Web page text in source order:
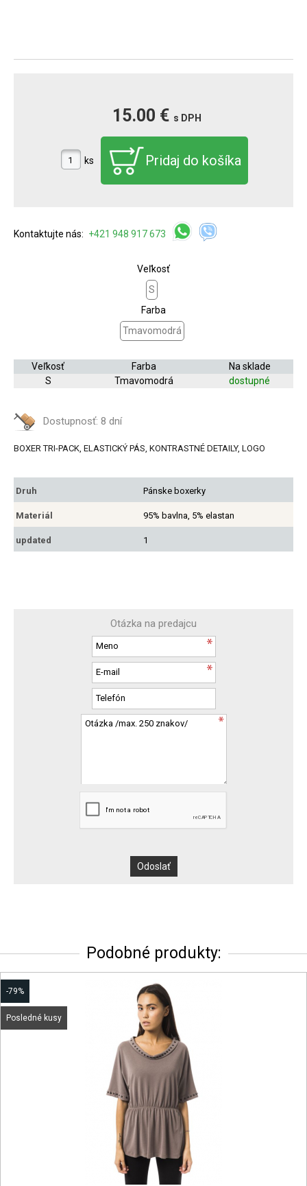
15.00 € s DPH
ks
Kontaktujte nás: +421 948 917 673
Veľkosť
S
Farba
Tmavomodrá
Veľkosť Farba
Na sklade
S
Tmavomodrá dostupné
Dostupnosť: 8 dní
BOXER TRI-PACK, ELASTICKÝ PÁS, KONTRASTNÉ DETAILY, LOGO
Druh Pánske boxerky
Materiál 95% bavlna, 5% elastan
updated 1
Otázka na predajcu
Podobné produkty:
-79%
Posledné kusy